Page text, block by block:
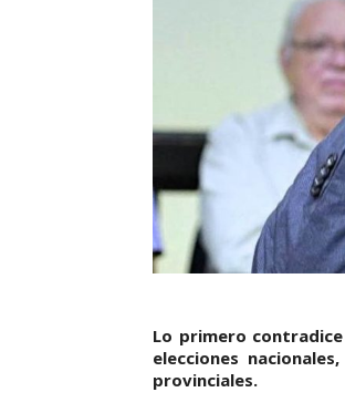
Lo primero
elecciones
provinciales.